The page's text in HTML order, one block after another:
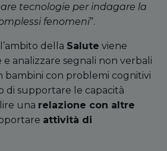
tecnologie per indagare la
fenomeni”.
della Salute viene
analizzare segnali non verbali
bambini con problemi cognitivi
di supportare le capacità
una relazione con altre
attività di